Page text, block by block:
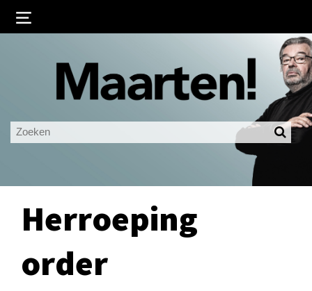
Ingelogd blijven
LOGIN
Herroeping
order